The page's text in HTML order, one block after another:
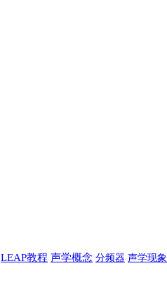
LEAP教程 声学概念 分频器 声学现象